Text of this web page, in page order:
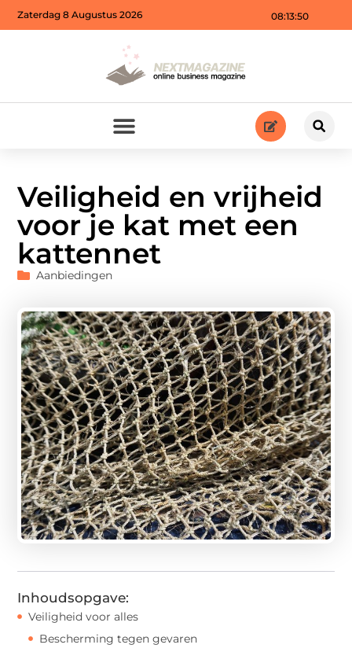
08:13:51
Zaterdag 8 Augustus 2026
Veiligheid en vrijheid
voor je kat met een
kattennet
Aanbiedingen
Inhoudsopgave:
Veiligheid voor alles
Bescherming tegen gevaren